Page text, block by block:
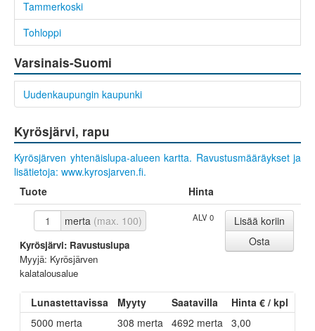
Tammerkoski
Tohloppi
Varsinais-Suomi
Uudenkaupungin kaupunki
Kyrösjärvi, rapu
Kyrösjärven yhtenäislupa-alueen kartta. Ravustusmääräykset ja
lisätietoja: www.kyrosjarven.fi.
Tuote
Hinta
merta (max. 100)
Kyrösjärvi: Ravustuslupa
Myyjä: Kyrösjärven
kalatalousalue
ALV 0
Lunastettavissa Myyty Saatavilla
Hinta € / kpl
5000 merta
308 merta 4692 merta 3,00